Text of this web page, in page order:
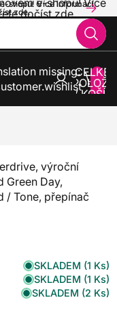
shopu! Více informací
zde.
e-shopu! Více
dočíst zde.
missing:
V
0
výroční
Green Day,
/ Tone, přepínač
SKLADEM (1 Ks)
SKLADEM (1 Ks)
SKLADEM (2 Ks)